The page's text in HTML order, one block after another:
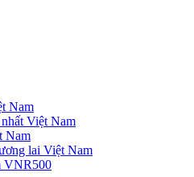
Nam
Việt Nam
Nam
lai Việt Nam
VNR500